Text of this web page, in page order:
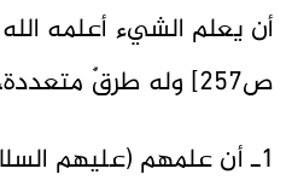
ص257] وله طرقٌ متعددة، نذكر منها ما يأتي:
1ـ أن علمهم (عليهم